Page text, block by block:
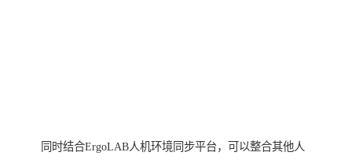
同时结合ErgoLAB人机环境同步平台，可以整合其他人